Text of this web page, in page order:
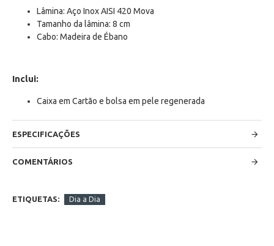
Lâmina: Aço Inox AISI 420 Mova
Tamanho da lâmina: 8 cm
Cabo: Madeira de Ébano
Inclui:
Caixa em Cartão e bolsa em pele regenerada
ESPECIFICAÇÕES
COMENTÁRIOS
ETIQUETAS: Dia a Dia